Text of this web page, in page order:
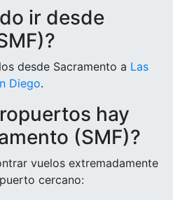
ir desde
desde Sacramento a Las
Diego.
hay
(SMF)?
vuelos extremadamente
cercano: